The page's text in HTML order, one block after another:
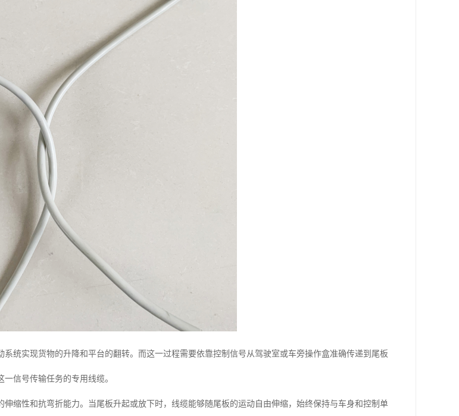
统实现货物的升降和平台的翻转。而这一过程需要依靠控制信号从驾驶室或车旁操作盒准确传递到尾板
信号传输任务的专用线缆。
伸缩性和抗弯折能力。当尾板升起或放下时，线缆能够随尾板的运动自由伸缩，始终保持与车身和控制单